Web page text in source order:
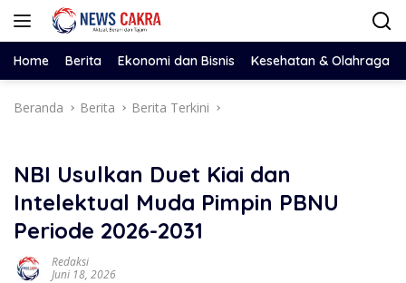
Langsung
Home Berita Ekonomi dan Bisnis Kesehatan & Olahraga
Beranda Berita Berita Terkini
NBI Usulkan Duet Kiai dan
Intelektual Muda Pimpin PBNU
Periode 2026-2031
Redaksi
Juni 18, 2026